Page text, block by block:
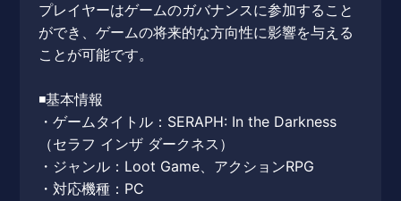
プレイヤーはゲームのガバナンスに参加すること
ができ、ゲームの将来的な方向性に影響を与える
ことが可能です。
◾️基本情報
・ゲームタイトル：SERAPH: In the Darkness
（セラフ インザ ダークネス）
・ジャンル：Loot Game、アクションRPG
・対応機種：PC